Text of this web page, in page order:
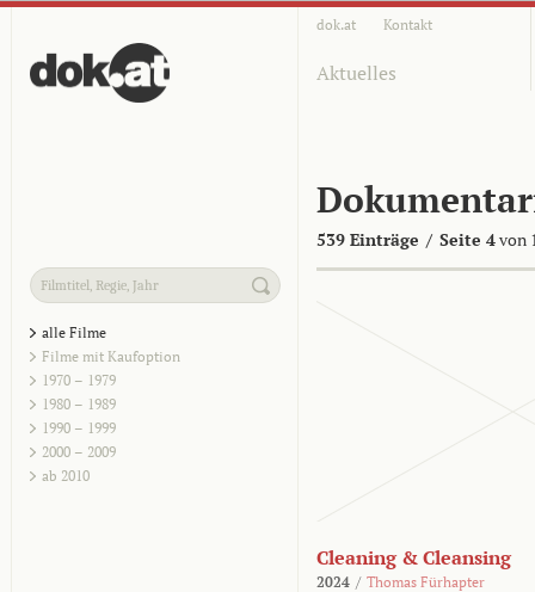
dok.at Kontakt
Aktuelles
539 Einträge / Seite 4von
alle Filme
Filme mit Kaufoption
1970 – 1979
1980 – 1989
1990 – 1999
2000 – 2009
ab 2010
Cleaning & Cleansing
2024 / Thomas Fürhapter